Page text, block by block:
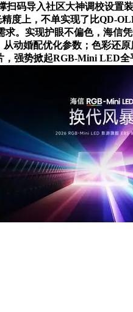
码导入社区大神调校设置
度上，不单实现了比QD-
。实现护眼不偏色，海信
动婚配优化参数；色彩还
强势掀起RGB-Mini LED